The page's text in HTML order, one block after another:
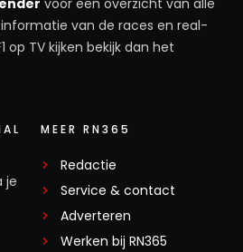
voor een overzicht van alle
van de races en real-
op TV kijken bekijk dan het
je
MEER RN365
Redactie
Service & contact
Adverteren
Werken bij RN365